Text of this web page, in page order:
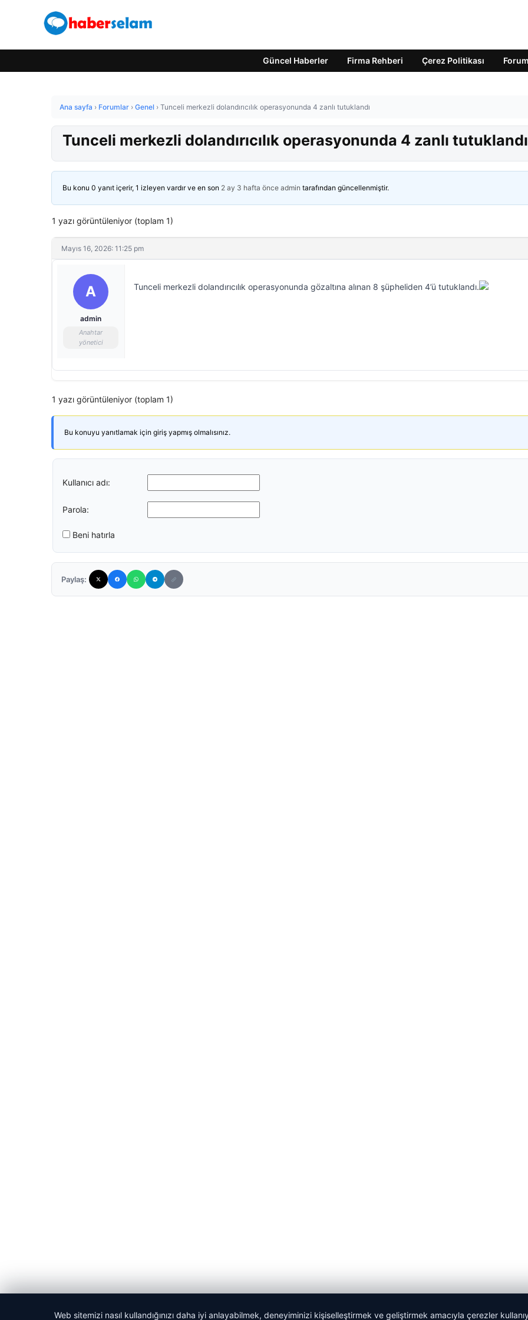
Güncel Haberler Firma Rehberi Çerez Politikası Forum
Ana sayfa › Forumlar › Genel › Tunceli merkezli dolandırıcılık operasyonunda 4 zanlı tutuklandı
Tunceli merkezli dolandırıcılık operasyonunda 4 zanlı tutuklandı
Bu konu 0 yanıt içerir, 1 izleyen vardır ve en son 2 ay 3 hafta önce admin tarafından güncellenmiştir.
1 yazı görüntüleniyor (toplam 1)
Mayıs 16, 2026: 11:25 pm
A
admin
Anahtar
yönetici
Tunceli merkezli dolandırıcılık operasyonunda gözaltına alınan 8 şüpheliden 4’ü tutuklandı.
1 yazı görüntüleniyor (toplam 1)
Bu konuyu yanıtlamak için giriş yapmış olmalısınız.
Kullanıcı adı:
Parola:
Beni hatırla
Paylaş:
Web sitemizi nasıl kullandığınızı daha iyi anlayabilmek, deneyiminizi kişiselleştirmek ve geliştirmek amacıyla çerezler